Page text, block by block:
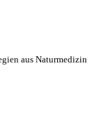
aus Naturmedizin